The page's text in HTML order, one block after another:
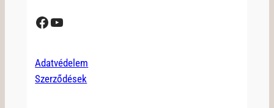
Facebook YouTube
Adatvédelem
Szerződések